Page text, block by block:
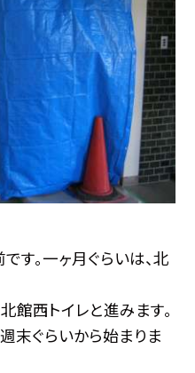
す。一ヶ月ぐらいは、北
館西トイレと進みます。
末ぐらいから始まりま